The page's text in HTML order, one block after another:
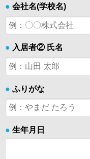
● 会社名(学校名)
● 入居者② 氏名
● ふりがな
● 生年月日